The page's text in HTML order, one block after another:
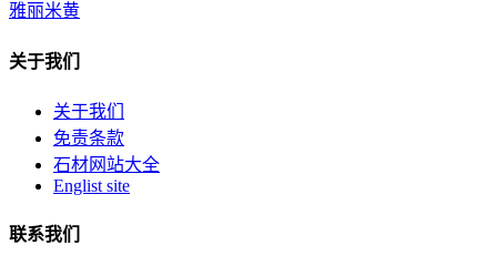
雅丽米黄
关于我们
关于我们
免责条款
石材网站大全
Englist site
联系我们